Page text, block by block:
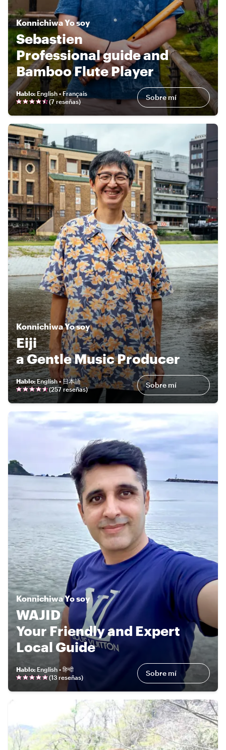
KonnichiwaYo soy
Sebastien
Professional guide and
Bamboo Flute Player
Hablo: English • Français
(7 reseñas) Sobre mí
KonnichiwaYo soy
Eiji
a Gentle Music Producer
Hablo:English • 日本語
(257 reseñas) Sobre mí
KonnichiwaYo soy
WAJID
Your Friendly and Expert
Local Guide
Hablo: English • हिन्दी
(13 reseñas) Sobre mí